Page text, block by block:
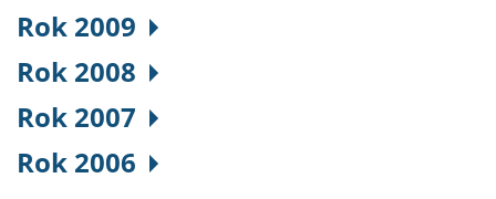
Rok 2009
Rok 2008
Rok 2007
Rok 2006